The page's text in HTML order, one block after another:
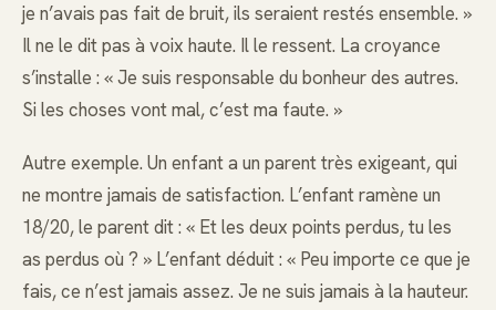
je n’avais pas fait de bruit, ils seraient restés ensemble. »
Il ne le dit pas à voix haute. Il le ressent. La croyance
s’installe : « Je suis responsable du bonheur des autres.
Si les choses vont mal, c’est ma faute. »
Autre exemple. Un enfant a un parent très exigeant, qui
ne montre jamais de satisfaction. L’enfant ramène un
18/20, le parent dit : « Et les deux points perdus, tu les
as perdus où ? » L’enfant déduit : « Peu importe ce que je
fais, ce n’est jamais assez. Je ne suis jamais à la hauteur.